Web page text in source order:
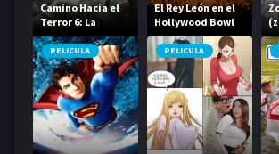
Camino Hacia el
Terror 6: La
Herencia
El Rey León en el
Hollywood Bowl
PELICULA PELICULA